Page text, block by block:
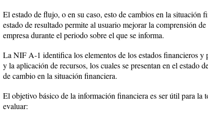
El estado de flujo, o en su caso, esto de cambios en la situación
estado de resultado permite al usuario mejorar la comprensión
empresa durante el periodo sobre el que se informa.
La NIF A-1 identifica los elementos de los estados financieros y
y la aplicación de recursos, los cuales se presentan en el estado
de cambio en la situación financiera.
El objetivo básico de la información financiera es ser útil para la
evaluar: